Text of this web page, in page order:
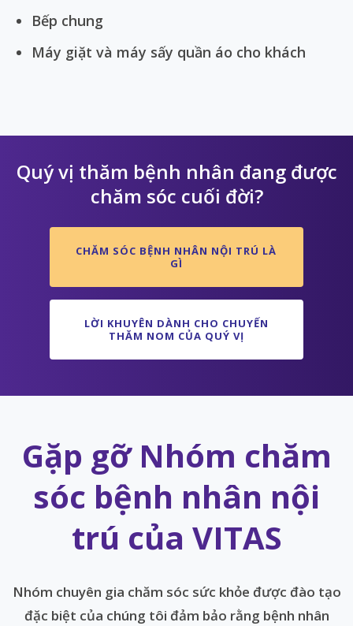
Bếp chung
Máy giặt và máy sấy quần áo cho khách
Quý vị thăm bệnh nhân đang được
chăm sóc cuối đời?
CHĂM SÓC BỆNH NHÂN NỘI TRÚ LÀ
GÌ
LỜI KHUYÊN DÀNH CHO CHUYẾN
THĂM NOM CỦA QUÝ VỊ
Gặp gỡ Nhóm chăm
sóc bệnh nhân nội
trú của VITAS
Nhóm chuyên gia chăm sóc sức khỏe được đào tạo
đặc biệt của chúng tôi đảm bảo rằng bệnh nhân